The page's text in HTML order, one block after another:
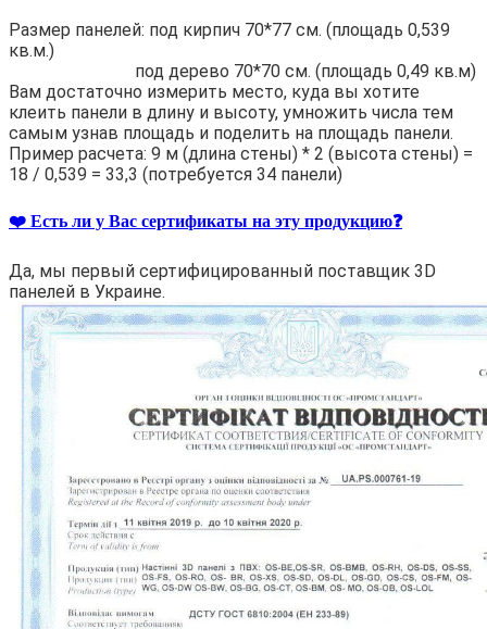
Размер панелей: под кирпич 70*77 см. (площадь 0,539
кв.м.)
под дерево 70*70 см. (площадь 0,49 кв.м)
Вам достаточно измерить место, куда вы хотите
клеить панели в длину и высоту, умножить числа тем
самым узнав площадь и поделить на площадь панели.
Пример расчета: 9 м (длина стены) * 2 (высота стены) =
18 / 0,539 = 33,3 (потребуется 34 панели)
❤️ Есть ли у Вас сертификаты на эту продукцию❓
Да, мы первый сертифицированный поставщик 3D
панелей в Украине.